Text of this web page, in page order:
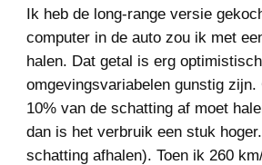
Ik heb de long-range versie
computer in de auto zou ik met
halen. Dat getal is erg
omgevingsvariabelen gunstig
10% van de schatting af moet
dan is het verbruik een stuk
schatting afhalen). Toen ik 260